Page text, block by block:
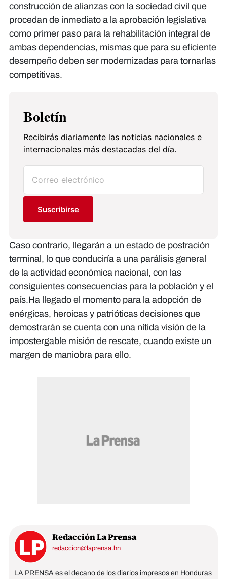
construcción de alianzas con la sociedad civil que
procedan de inmediato a la aprobación legislativa
como primer paso para la rehabilitación integral de
ambas dependencias, mismas que para su eficiente
desempeño deben ser modernizadas para tornarlas
competitivas.
Boletín
Recibirás diariamente las noticias nacionales e
internacionales más destacadas del día.
Suscribirse
Caso contrario, llegarán a un estado de postración
terminal, lo que conduciría a una parálisis general
de la actividad económica nacional, con las
consiguientes consecuencias para la población y el
país.Ha llegado el momento para la adopción de
enérgicas, heroicas y patrióticas decisiones que
demostrarán se cuenta con una nítida visión de la
impostergable misión de rescate, cuando existe un
margen de maniobra para ello.
Redacción La Prensa
redaccion@laprensa.hn
LA PRENSA es el decano de los diarios impresos en Honduras